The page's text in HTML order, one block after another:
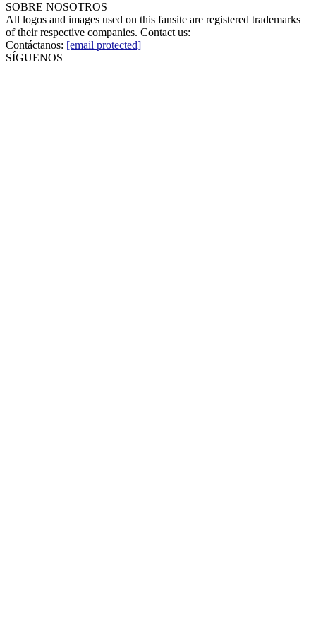
SOBRE NOSOTROS
All logos and images used on this fansite are registered trademarks
of their respective companies. Contact us:
Contáctanos: [email protected]
SÍGUENOS